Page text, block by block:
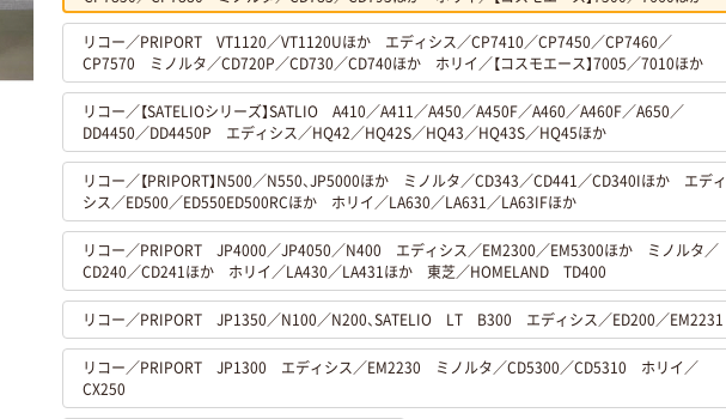
リコー／PRIPORT VT1120／VT1120Uほか エディシス／CP7410／CP7450／CP7460／
CP7570 ミノルタ／CD720P／CD730／CD740ほか ホリイ／【コスモエース】7005／7010ほか
リコー／【SATELIOシリーズ】SATLIO A410／A411／A450／A450F／A460／A460F／A650／
DD4450／DD4450P エディシス／HQ42／HQ42S／HQ43／HQ43S／HQ45ほか
リコー／【PRIPORT】N500／N550、JP5000ほか ミノルタ／CD343／CD441／CD340Iほか エディ
シス／ED500／ED550ED500RCほか ホリイ／LA630／LA631／LA63IFほか
リコー／PRIPORT JP4000／JP4050／N400 エディシス／EM2300／EM5300ほか ミノルタ／
CD240／CD241ほか ホリイ／LA430／LA431ほか 東芝／HOMELAND TD400
リコー／PRIPORT JP1350／N100／N200、SATELIO LT B300 エディシス／ED200／EM2231
リコー／PRIPORT JP1300 エディシス／EM2230 ミノルタ／CD5300／CD5310 ホリイ／
CX250